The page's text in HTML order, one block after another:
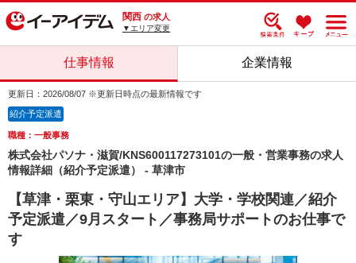
関西 の求人
▼エリア変更
仕事情報 企業情報
更新日：2026/08/07 ※更新日時点の最新情報です
紹介予定派遣
職種：一般事務
株式会社パソナ・滋賀/KNS600117273101の一般・営業事務の求人
情報詳細（紹介予定派遣） - 草津市
【草津・栗東・守山エリア】大学・学校関連／紹介
予定派遣／9月スタート／事務局サポートのお仕事で
す